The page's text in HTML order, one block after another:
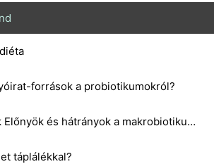
források a probiotikumokról?
Hogyan Mérjük Előnyök és hátrányok a makrobiotikus diéta
táplálékkal?